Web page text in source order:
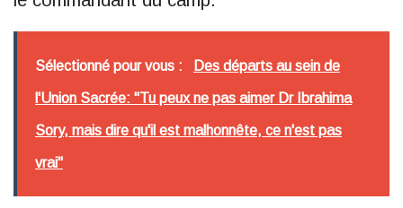
Sélectionné pour vous : Des départs au sein de
l'Union Sacrée: "Tu peux ne pas aimer Dr Ibrahima
Sory, mais dire qu'il est malhonnête, ce n'est pas
vrai"